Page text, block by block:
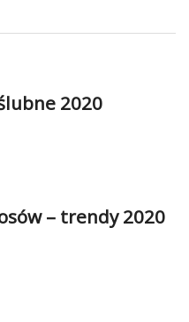
2020
– trendy 2020